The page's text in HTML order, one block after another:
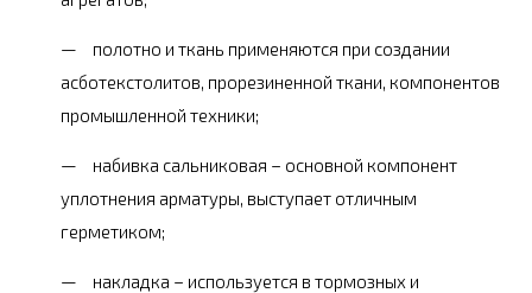
полотно и ткань применяются при создании
асботекстолитов, прорезиненной ткани, компонентов
промышленной техники;
набивка сальниковая – основной компонент
уплотнения арматуры, выступает отличным
герметиком;
накладка – используется в тормозных и